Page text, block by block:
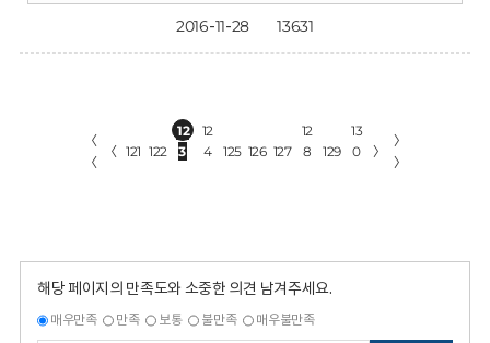
2016-11-28 13631
〈
〈
〈 121 122
12
3
12
4
125 126 127
12
8
129
13
0
〉
〉
〉
해당 페이지의 만족도와 소중한 의견 남겨주세요.
매우만족 만족 보통 불만족 매우불만족